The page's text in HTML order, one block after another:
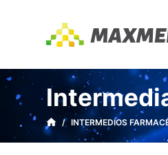
t
a
l
/ INTERMEDIOS